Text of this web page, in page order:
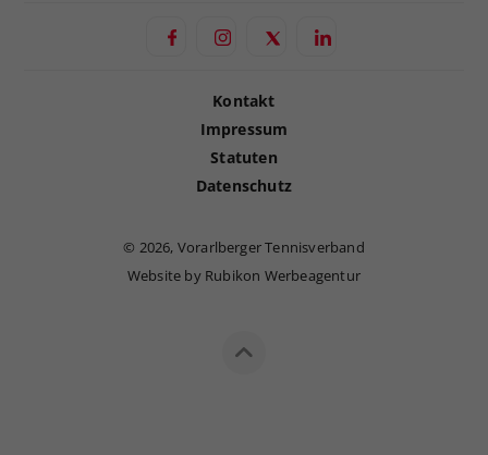
Kontakt
Impressum
Statuten
Datenschutz
© 2026, Vorarlberger Tennisverband
Website by Rubikon Werbeagentur